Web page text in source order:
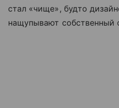
стал «чище», будто
нащупывают собственный